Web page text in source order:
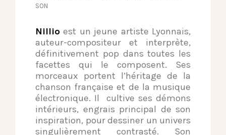
SON
Nillio est un jeune artiste Lyonnais,
auteur-compositeur et interprète,
définitivement pop dans toutes les
facettes qui le composent. Ses
morceaux portent l’héritage de la
chanson française et de la musique
électronique. Il cultive ses démons
intérieurs, engrais principal de son
inspiration, pour dessiner un univers
singulièrement contrasté. Son